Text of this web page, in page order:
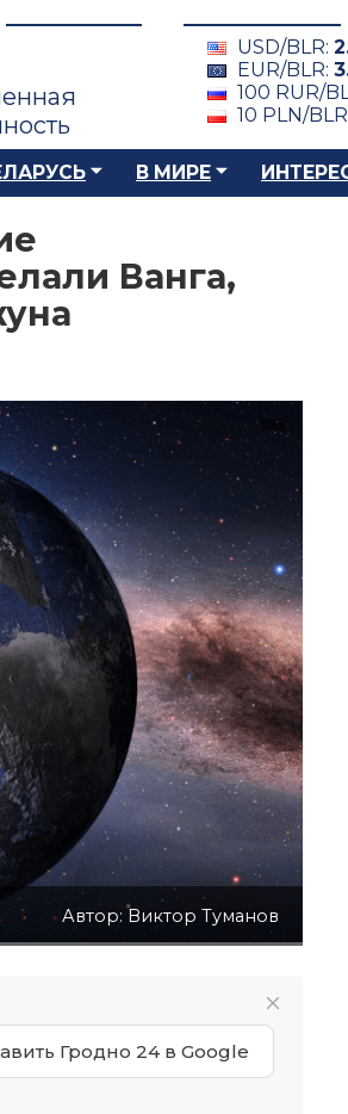
USD/BLR:
EUR/BLR:
100 RUR/
10 PLN/
В МИРЕ
Ванга,
Автор: Виктор Туманов
Гродно 24 в Google